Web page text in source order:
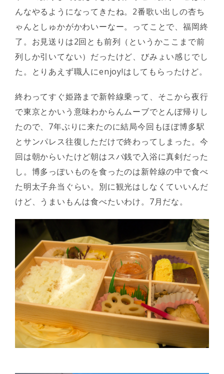
んなやるようになってきたね。2番歌い出しの杏ち
ゃんとしゅかがかわいーなー。ってことで、福岡終
了。お見送りは2回とも前列（というかここまで前
列しか引いてない）だったけど、びみょい感じでし
た。とりあえず職人にenjoy!はしてもらったけど。
終わってすぐ姫路まで新幹線乗って、そこから夜行
で東京とかいう意味わからんムーブでとんぼ帰りし
たので、7年ぶりに来たのに結局今回もほぼ博多駅
とサンパレス往復しただけで終わってしまった。今
回は朝からいたけど朝はスパ銭で入浴に真剣だった
し。博多っぽいものを食ったのは新幹線の中で食べ
た明太子弁当ぐらい。別に観光はしなくていいんだ
けど、うまいもんは食べたいわけ。7月だな。